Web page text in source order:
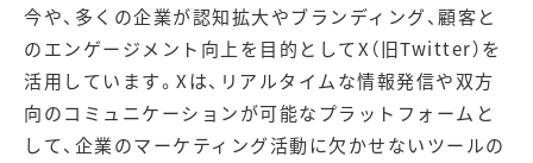
今や、多くの企業が認知拡大やブランディング、顧客と
のエンゲージメント向上を目的としてX（旧Twitter）を
活用しています。Xは、リアルタイムな情報発信や双方
向のコミュニケーションが可能なプラットフォームと
して、企業のマーケティング活動に欠かせないツールの